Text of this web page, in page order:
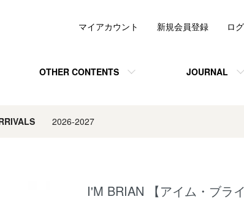
OTHER CONTENTS JOURNAL
マイアカウント 新規会員登録 ロ
2026-2027
I'M BRIAN 【アイム・ブラ